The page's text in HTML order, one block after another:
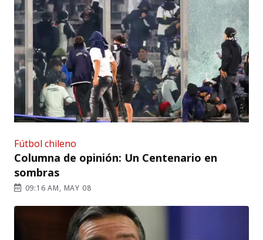
Fútbol chileno
Columna de opinión: Un Centenario en
sombras
09:16 AM, MAY 08